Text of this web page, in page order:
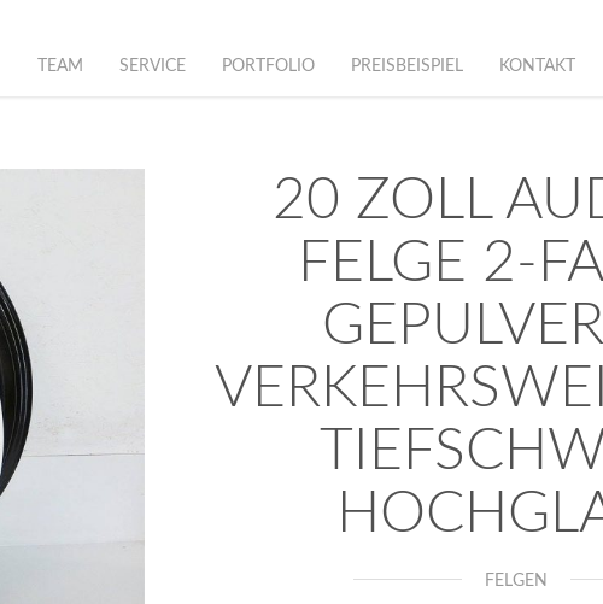
TEAM SERVICE PORTFOLIO PREISBEISPIEL KONTAKT
20 ZOLL
FELGE 2-
FELGEN